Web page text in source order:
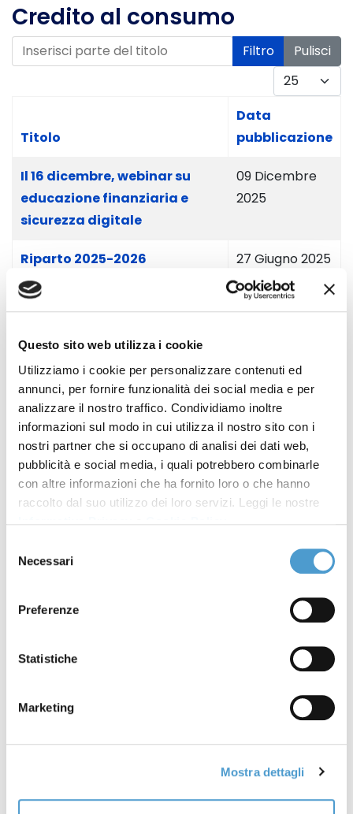
Questo sito web utilizza i cookie
Utilizziamo i cookie per personalizzare contenuti ed
annunci, per fornire funzionalità dei social media e per
analizzare il nostro traffico. Condividiamo inoltre
informazioni sul modo in cui utilizza il nostro sito con i
nostri partner che si occupano di analisi dei dati web,
pubblicità e social media, i quali potrebbero combinarle
con altre informazioni che ha fornito loro o che hanno
raccolto dal suo utilizzo dei loro servizi. Leggi le nostre
delNecessari
Preferenze
Statistiche
Marketing
Mostra dettagli
Credito al consumo
Inserisci parte del titolo Filtro
Pulisci
Visualizza #
Titolo
Data
pubblicazione
Il 16 dicembre, webinar su
educazione finanziaria e
sicurezza digitale
09 Dicembre
2025
Riparto 2025-2026 27 Giugno 2025
Sovraindebitamento,
delegazione europea senza
risorse per servizi di
consulenza sul debito
12 Giugno 2025
Il 15 novembre, webinar sui
rischi del compra ora, paga
dopo
09 Novembre
2024
Riparto 29 Maggio 2024
prestiti: condannate
05 Novembre
prestiti, condannata
24 Settembre
Restituzione costi estinzione
18 Novembre